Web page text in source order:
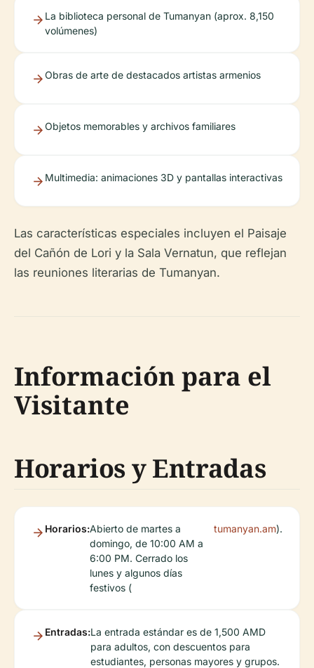
La biblioteca personal de Tumanyan (aprox. 8,150
volúmenes)
Obras de arte de destacados artistas armenios
Objetos memorables y archivos familiares
Multimedia: animaciones 3D y pantallas interactivas
Las características especiales incluyen el Paisaje
del Cañón de Lori y la Sala Vernatun, que reflejan
las reuniones literarias de Tumanyan.
Información para el
Visitante
Horarios y Entradas
Horarios:Abierto de martes a
domingo, de 10:00 AM a
6:00 PM. Cerrado los
lunes y algunos días
festivos (
tumanyan.am).
Entradas:La entrada estándar es de 1,500 AMD
para adultos, con descuentos para
estudiantes, personas mayores y grupos.